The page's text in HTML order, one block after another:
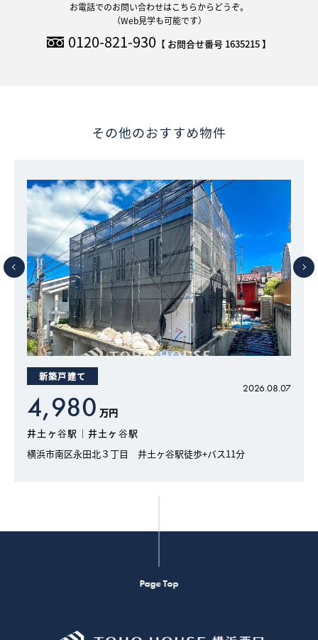
お電話でのお問い合わせはこちらからどうぞ。
（Web見学も可能です）
0120-821-930 【 お問合せ番号 1635215 】
その他のおすすめ物件
新築戸建て
2026.08.07
4,980 万円
井土ヶ谷駅｜井土ヶ谷駅
横浜市南区永田北３丁目 井土ヶ谷駅徒歩+バス11分
Page Top